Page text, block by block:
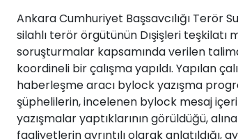
Ankara Cumhuriyet Başsavcılığı Terör
silahlı terör örgütünün Dışişleri
soruşturmalar kapsamında verilen
koordineli bir çalışma yapıldı. Yapılan
haberleşme aracı bylock yazışma
şüphelilerin, incelenen bylock mesaj
yazışmalar yaptıklarının görüldüğü,
faaliyetlerin ayrıntılı olarak anlatıldığı,